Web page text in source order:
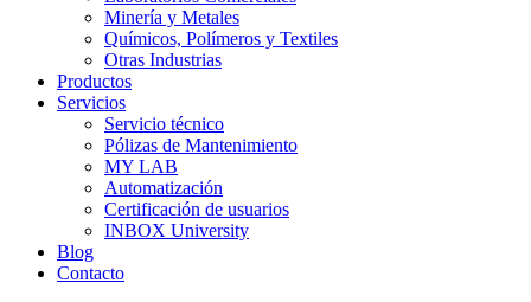
Minería y Metales
Químicos, Polímeros y Textiles
Otras Industrias
Productos
Servicios
Servicio técnico
Pólizas de Mantenimiento
MY LAB
Automatización
Certificación de usuarios
INBOX University
Blog
Contacto